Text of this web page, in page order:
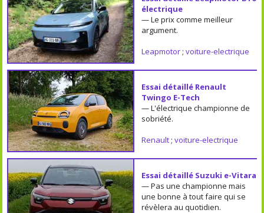
électrique
— Le prix comme meilleur
argument.
Leapmotor; voiture-electrique
Essai détaillé Renault
Twingo E-Tech
— L'électrique championne de
sobriété.
Renault; voiture-electrique
Essai détaillé Suzuki e-Vitara
— Pas une championne mais
une bonne à tout faire qui se
révèlera au quotidien.